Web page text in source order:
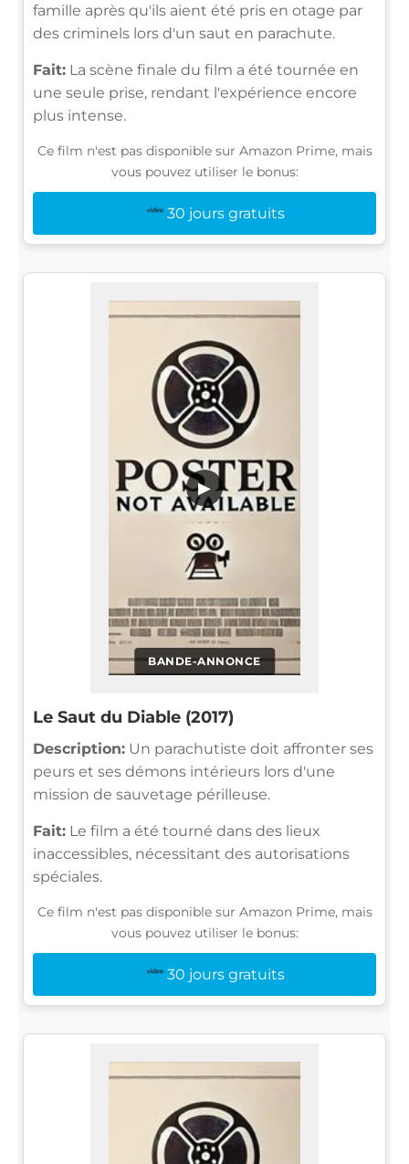
famille après qu'ils aient été pris en otage par
des criminels lors d'un saut en parachute.
Fait: La scène finale du film a été tournée en
une seule prise, rendant l'expérience encore
plus intense.
Ce film n'est pas disponible sur Amazon Prime, mais
vous pouvez utiliser le bonus:
30 jours gratuits
BANDE-ANNONCE
▶
Le Saut du Diable (2017)
Description: Un parachutiste doit affronter ses
peurs et ses démons intérieurs lors d'une
mission de sauvetage périlleuse.
Fait: Le film a été tourné dans des lieux
inaccessibles, nécessitant des autorisations
spéciales.
Ce film n'est pas disponible sur Amazon Prime, mais
vous pouvez utiliser le bonus:
30 jours gratuits